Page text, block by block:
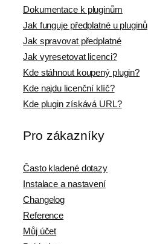
Dokumentace k pluginům
Jak funguje předplatné u pluginů
Jak spravovat předplatné
Jak vyresetovat licenci?
Kde stáhnout koupený plugin?
Kde najdu licenční klíč?
Kde plugin získává URL?
Pro zákazníky
Často kladené dotazy
Instalace a nastavení
Changelog
Reference
Můj účet